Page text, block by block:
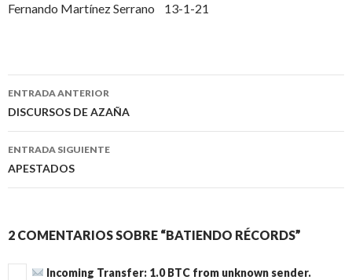
Fernando Martínez Serrano 13-1-21
Navegación
de
entradas
ENTRADA ANTERIOR
DISCURSOS DE AZAÑA
ENTRADA SIGUIENTE
APESTADOS
2 COMENTARIOS SOBRE “BATIENDO RÉCORDS”
Incoming Transfer: 1.0 BTC from unknown sender.